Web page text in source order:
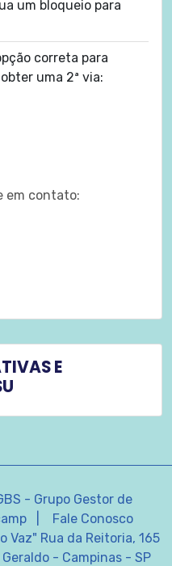
um bloqueio para
correta para
uma 2ª via:
em contato:
E
- Grupo Gestor de
| Fale Conosco
Rua da Reitoria, 165
- Campinas - SP